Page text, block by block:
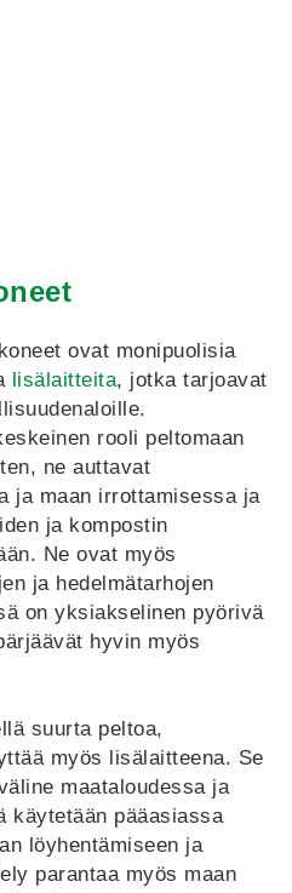
ovat monipuolisia
lisälaitteita, jotka tarjoavat
rooli peltomaan
ne auttavat
ja maan irrottamisessa ja
ja kompostin
Ne ovat myös
ja hedelmätarhojen
on yksiakselinen pyörivä
hyvin myös
suurta peltoa,
myös lisälaitteena. Se
maataloudessa ja
käytetään pääasiassa
löyhentämiseen ja
parantaa myös maan